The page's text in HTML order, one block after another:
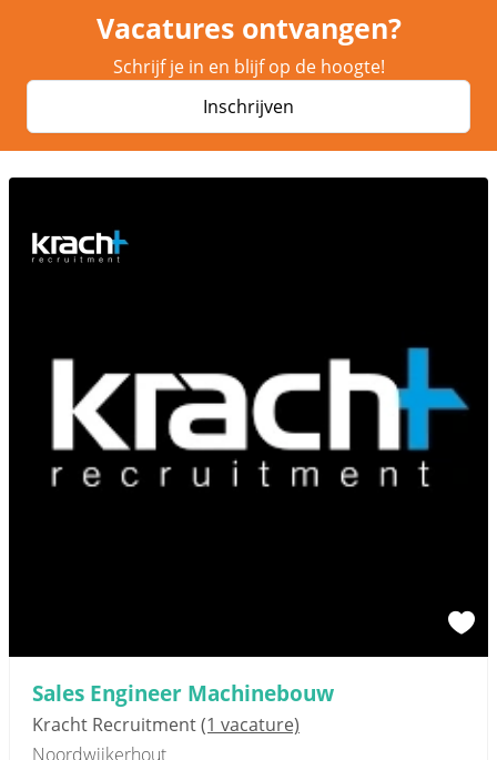
Vacatures ontvangen?
Schrijf je in en blijf op de hoogte!
Inschrijven
Sales Engineer Machinebouw
Kracht Recruitment(1 vacature)
Noordwijkerhout